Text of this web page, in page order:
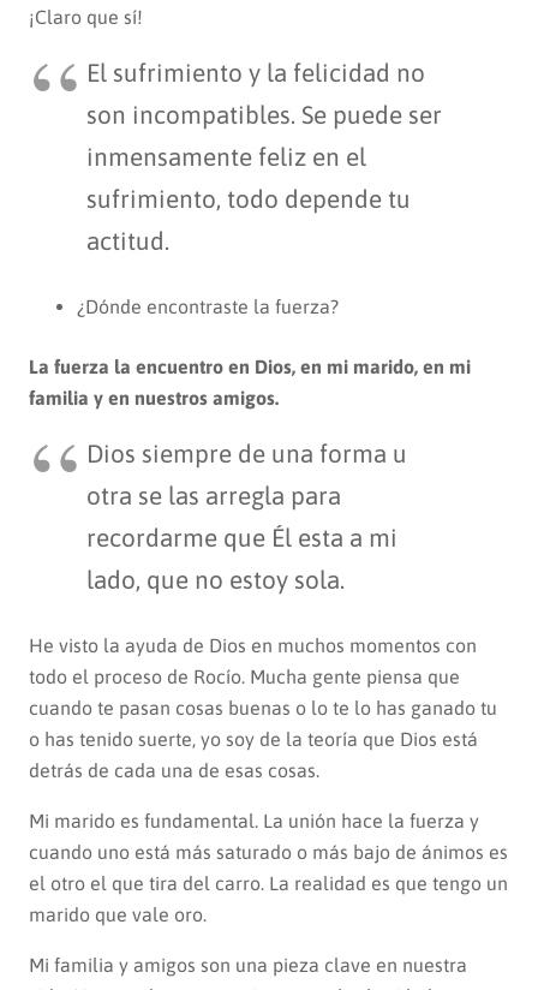
¡Claro que sí!
El sufrimiento y la felicidad no
son incompatibles. Se puede ser
inmensamente feliz en el
sufrimiento, todo depende tu
actitud.
¿Dónde encontraste la fuerza?
La fuerza la encuentro en Dios, en mi marido, en mi
familia y en nuestros amigos.
Dios siempre de una forma u
otra se las arregla para
recordarme que Él esta a mi
lado, que no estoy sola.
He visto la ayuda de Dios en muchos momentos con
todo el proceso de Rocío. Mucha gente piensa que
cuando te pasan cosas buenas o lo te lo has ganado tu
o has tenido suerte, yo soy de la teoría que Dios está
detrás de cada una de esas cosas.
Mi marido es fundamental. La unión hace la fuerza y
cuando uno está más saturado o más bajo de ánimos es
el otro el que tira del carro. La realidad es que tengo un
marido que vale oro.
Mi familia y amigos son una pieza clave en nuestra